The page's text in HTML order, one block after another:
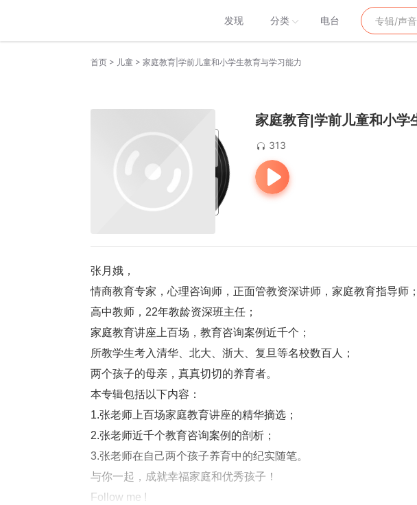
发现 分类 电台
首页 > 儿童 > 家庭教育|学前儿童和小学生教育与学习能力
家庭教育|学前儿童和小学
313
张月娥，
情商教育专家，心理咨询师，正面管教资深讲师，家庭教育指导师；
高中教师，22年教龄资深班主任；
家庭教育讲座上百场，教育咨询案例近千个；
所教学生考入清华、北大、浙大、复旦等名校数百人；
两个孩子的母亲，真真切切的养育者。
本专辑包括以下内容：
1.张老师上百场家庭教育讲座的精华摘选；
2.张老师近千个教育咨询案例的剖析；
3.张老师在自己两个孩子养育中的纪实随笔。
与你一起，成就幸福家庭和优秀孩子！
Follow me !‍